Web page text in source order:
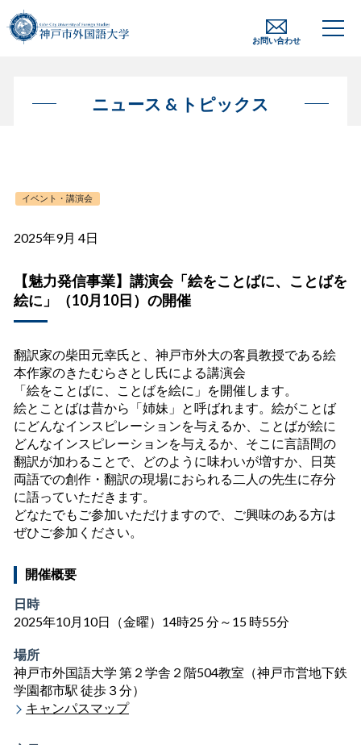
お問い合わせ
ニュース & トピックス
イベント・講演会
2025年9月 4日
【魅力発信事業】講演会「絵をことばに、ことばを
絵に」（10月10日）の開催
翻訳家の柴田元幸氏と、神戸市外大の客員教授である絵
本作家のきたむらさとし氏による講演会
「絵をことばに、ことばを絵に」を開催します。
絵とことばは昔から「姉妹」と呼ばれます。絵がことば
にどんなインスピレーションを与えるか、ことばが絵に
どんなインスピレーションを与えるか、そこに言語間の
翻訳が加わることで、どのように味わいが増すか、日英
両語での創作・翻訳の現場におられる二人の先生に存分
に語っていただきます。
どなたでもご参加いただけますので、ご興味のある方は
ぜひご参加ください。
開催概要
日時
2025年10月 10日（金曜）14時25分～ 15 時55分
場所
神戸市外国語大学 第２学舎２階504教室（神戸市営地下鉄
学園都市駅 徒歩３分）
キャンパスマップ